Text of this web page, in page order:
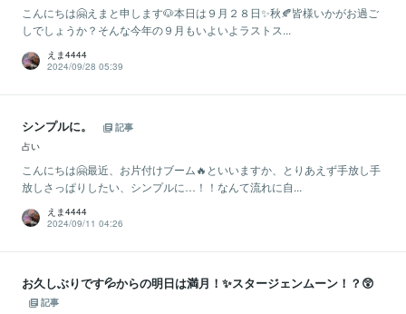
こんにちは🤗えまと申します🐶本日は９月２８日✨秋🍂皆様いかがお過ご
しでしょうか？そんな今年の９月もいよいよラストス...
えま4444
2024/09/28 05:39
シンプルに。
記事
占い
こんにちは🤗最近、お片付けブーム🔥といいますか、とりあえず手放し手
放しさっぱりしたい、シンプルに…！！なんて流れに自...
えま4444
2024/09/11 04:26
お久しぶりです💦からの明日は満月！✨スタージェンムーン！？😲
記事